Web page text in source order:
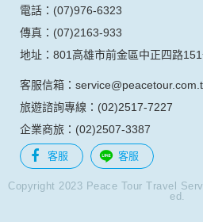
電話：(07)976-6323
傳真：(07)2163-933
地址：801高雄市前金區中正四路
客服信箱：
旅遊諮詢專線：(02)2517-7227
企業商旅：(02)2507-3387
客服 客服
Copyright 2023 Peace Tour Travel
ed.